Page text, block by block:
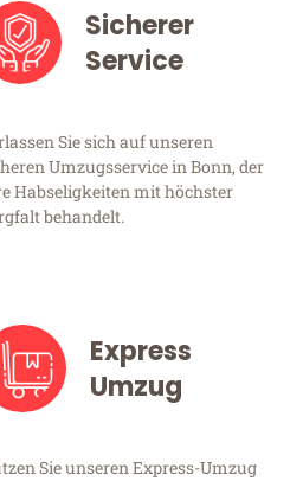
Sicherer
Service
Sie sich auf unseren
Umzugsservice in Bonn, der
Habseligkeiten mit höchster
behandelt.
Express
Umzug
Sie unseren Express-Umzug